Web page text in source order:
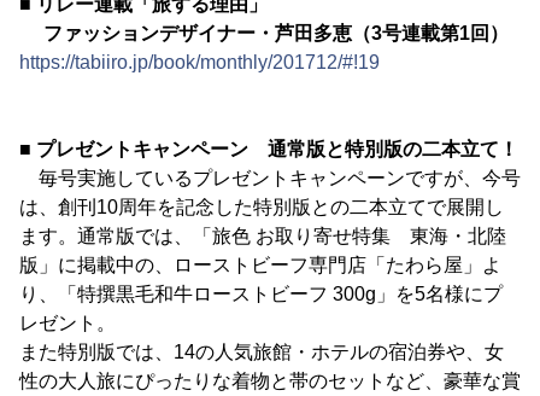
■ リレー連載「旅する理由」
ファッションデザイナー・芦田多恵（3号連載第1回）
https://tabiiro.jp/book/monthly/201712/#!19
■ プレゼントキャンペーン 通常版と特別版の二本立て！
毎号実施しているプレゼントキャンペーンですが、今号
は、創刊10周年を記念した特別版との二本立てで展開し
ます。通常版では、「旅色 お取り寄せ特集 東海・北陸
版」に掲載中の、ローストビーフ専門店「たわら屋」よ
り、「特撰黒毛和牛ローストビーフ 300g」を5名様にプ
レゼント。
また特別版では、14の人気旅館・ホテルの宿泊券や、女
性の大人旅にぴったりな着物と帯のセットなど、豪華な賞